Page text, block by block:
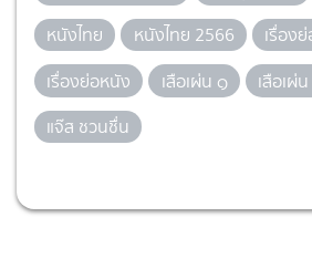
หนังไทย
หนังไทย 2566
เรื่อง
เรื่องย่อหนัง
เสือเผ่น ๑
เสือเผ่
แจ๊ส ชวนชื่น